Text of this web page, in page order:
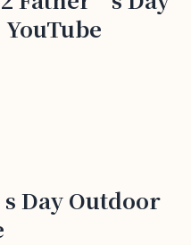
Day Outdoor